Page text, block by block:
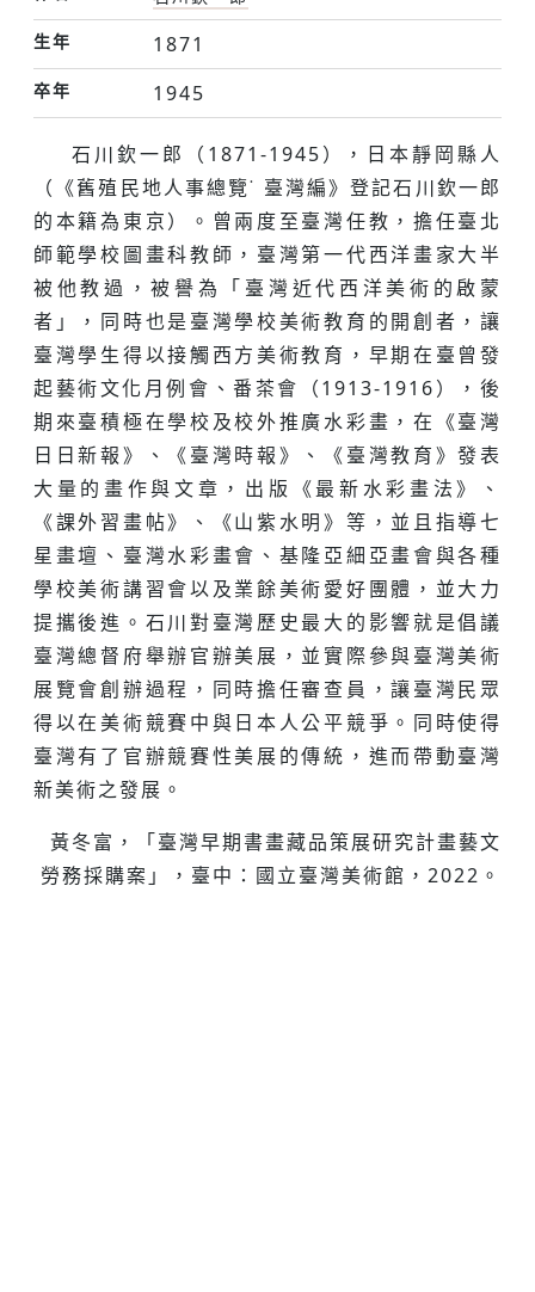
生年
1871
卒年 1945
石川欽一郎（1871-1945），日本靜岡縣人
（《舊殖民地人事總覽˙ 臺灣編》登記石川欽一郎
的本籍為東京）。曾兩度至臺灣任教，擔任臺北
師範學校圖畫科教師，臺灣第一代西洋畫家大半
被他教過，被譽為「臺灣近代西洋美術的啟蒙
者」，同時也是臺灣學校美術教育的開創者，讓
臺灣學生得以接觸西方美術教育，早期在臺曾發
起藝術文化月例會、番茶會（1913-1916），後
期來臺積極在學校及校外推廣水彩畫，在《臺灣
日日新報》、《臺灣時報》、《臺灣教育》發表
大量的畫作與文章，出版《最新水彩畫法》、
《課外習畫帖》、《山紫水明》等，並且指導七
星畫壇、臺灣水彩畫會、基隆亞細亞畫會與各種
學校美術講習會以及業餘美術愛好團體，並大力
提攜後進。石川對臺灣歷史最大的影響就是倡議
臺灣總督府舉辦官辦美展，並實際參與臺灣美術
展覽會創辦過程，同時擔任審查員，讓臺灣民眾
得以在美術競賽中與日本人公平競爭。同時使得
臺灣有了官辦競賽性美展的傳統，進而帶動臺灣
新美術之發展。
黃冬富，「臺灣早期書畫藏品策展研究計畫藝文
勞務採購案」，臺中：國立臺灣美術館，2022。